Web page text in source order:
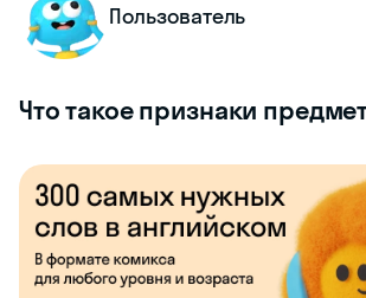
Пользователь
Что такое признаки